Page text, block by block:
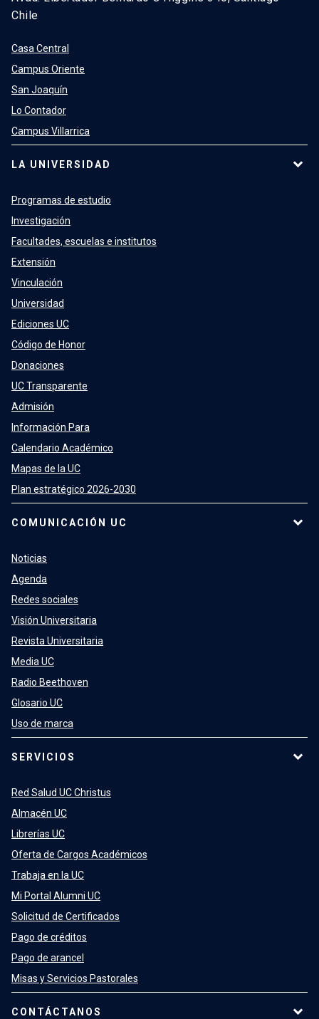
Chile
Casa Central
Campus Oriente
San Joaquín
Lo Contador
Campus Villarrica
LA UNIVERSIDAD
Programas de estudio
Investigación
Facultades, escuelas e institutos
Extensión
Vinculación
Universidad
Ediciones UC
Código de Honor
Donaciones
UC Transparente
Admisión
Información Para
Calendario Académico
Mapas de la UC
Plan estratégico 2026-2030
COMUNICACIÓN UC
Noticias
Agenda
Redes sociales
Visión Universitaria
Revista Universitaria
Media UC
Radio Beethoven
Glosario UC
Uso de marca
SERVICIOS
Red Salud UC Christus
Almacén UC
Librerías UC
Oferta de Cargos Académicos
Trabaja en la UC
Mi Portal Alumni UC
Solicitud de Certificados
Pago de créditos
Pago de arancel
Misas y Servicios Pastorales
CONTÁCTANOS